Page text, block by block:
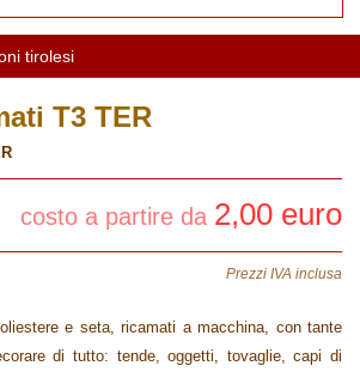
tirolesi
T3 TER
costo a partire da 2,00 euro
Prezzi IVA inclusa
e seta, ricamati a macchina, con tante
di tutto: tende, oggetti, tovaglie, capi di